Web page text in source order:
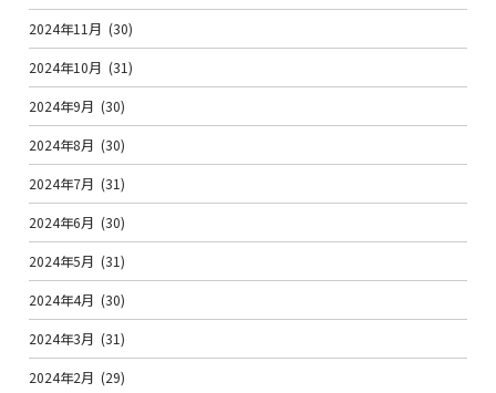
2024年11月 (30)
2024年10月 (31)
2024年9月 (30)
2024年8月 (30)
2024年7月 (31)
2024年6月 (30)
2024年5月 (31)
2024年4月 (30)
2024年3月 (31)
2024年2月 (29)